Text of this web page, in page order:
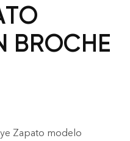
BROCHE
Zapato modelo